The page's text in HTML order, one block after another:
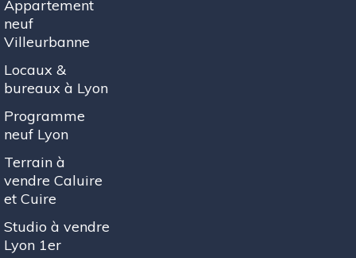
Appartement
neuf
Villeurbanne
Locaux &
bureaux à Lyon
Programme
neuf Lyon
Terrain à
vendre Caluire
et Cuire
Studio à vendre
Lyon 1er